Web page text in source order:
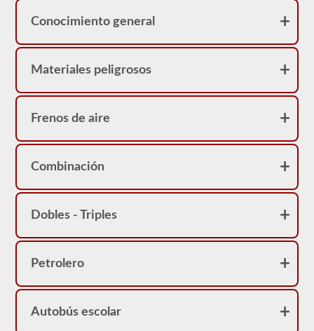
Conocimiento general
Materiales peligrosos
Frenos de aire
Combinación
Dobles - Triples
Petrolero
Autobús escolar